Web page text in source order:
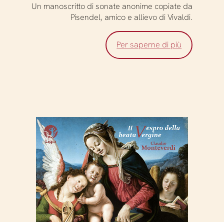
Un manoscritto di sonate anonime copiate da
Pisendel, amico e allievo di Vivaldi.
Per saperne di più